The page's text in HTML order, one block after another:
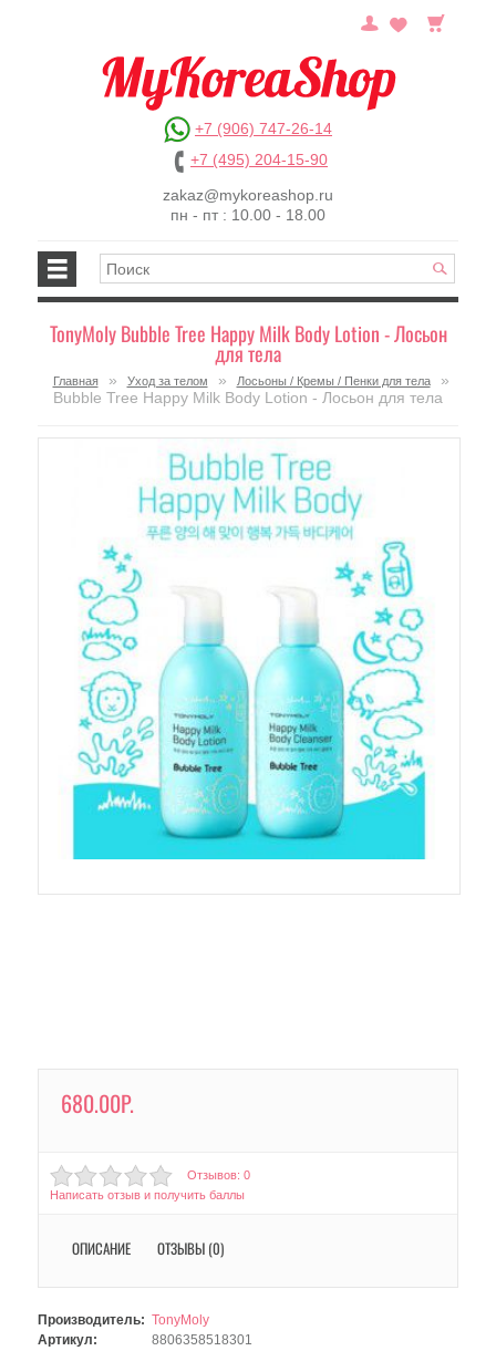
+7 (906) 747-26-14
+7 (495) 204-15-90
zakaz@mykoreashop.ru
пн - пт : 10.00 - 18.00
TonyMoly Bubble Tree Happy Milk Body Lotion - Лосьон
для тела
Главная » Уход за телом » Лосьоны / Кремы / Пенки для тела
»
Bubble Tree Happy Milk Body Lotion - Лосьон для тела
680.00Р.
Отзывов: 0
Написать отзыв и получить баллы
ОПИСАНИЕ ОТЗЫВЫ (0)
Производитель: TonyMoly
Артикул:
8806358518301